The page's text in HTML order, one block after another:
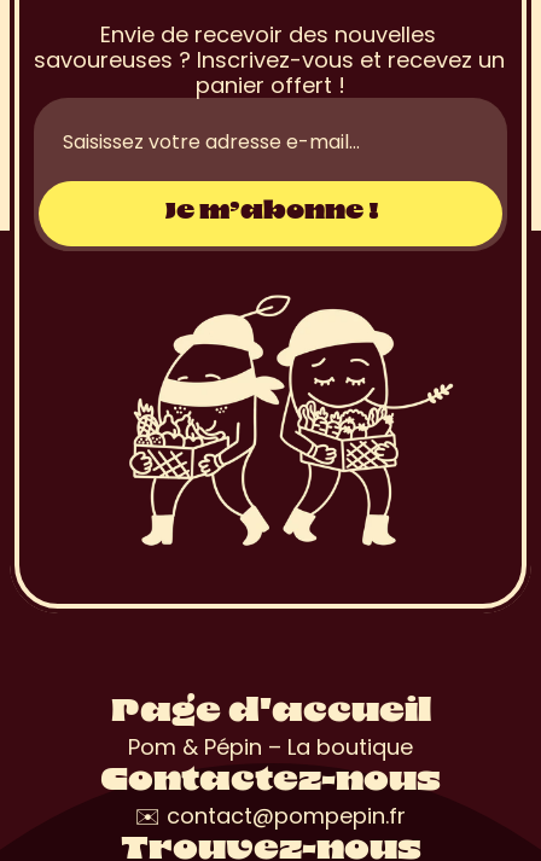
la Newslette
Envie de recevoir des nouvelles
savoureuses ? Inscrivez-vous et recevez un
panier offert !
Page d'accueil
Pom & Pépin – La boutique
Contactez-nous
✉️ contact@pompepin.fr
Trouvez-nous